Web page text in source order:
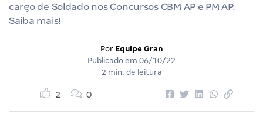
cargo de Soldado nos Concursos CBM AP e PM AP.
Saiba mais!
Por Equipe Gran
Publicado em 06/10/22
2 min. de leitura
2 0